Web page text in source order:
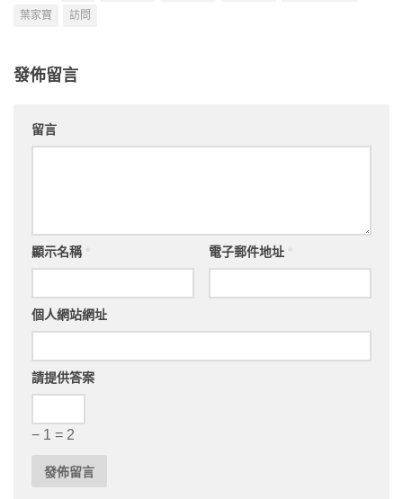
葉家寶
訪問
發佈留言
留言
顯示名稱 電子郵件地址
個人網站網址
請提供答案
− 1 = 2